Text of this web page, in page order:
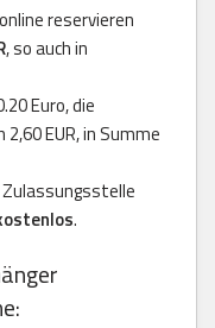
online reservieren
, so auch in
Euro, die
EUR, in Summe
.